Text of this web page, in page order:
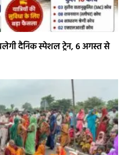
दैनिक स्पेशल ट्रेन, 6 अगस्त से